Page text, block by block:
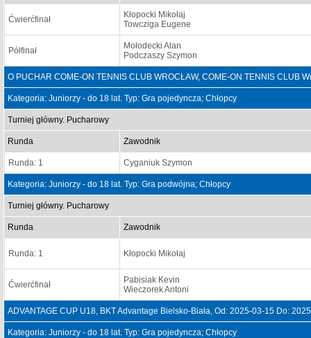
Ćwierćfinał
Kłopocki Mikołaj
Towcziga Eugene
Półfinał
Mołodecki Alan
Podczaszy Szymon
O PUCHAR COME-ON TENNIS CLUB WROCŁAW, COME-ON TENNIS CLUB
Kategoria: Juniorzy - do 18 lat. Typ: Gra pojedyncza; Chłopcy
Turniej główny. Pucharowy
Runda Zawodnik
Runda: 1 Cyganiuk Szymon
Kategoria: Juniorzy - do 18 lat. Typ: Gra podwójna; Chłopcy
Turniej główny. Pucharowy
Runda Zawodnik
Runda: 1 Kłopocki Mikołaj
Ćwierćfinał
Pabisiak Kevin
Wieczorek Antoni
ADVANTAGE CUP U18, BKT Advantage Bielsko-Biała, Od: 2025-03-15 Do:
Kategoria: Juniorzy - do 18 lat. Typ: Gra pojedyncza; Chłopcy